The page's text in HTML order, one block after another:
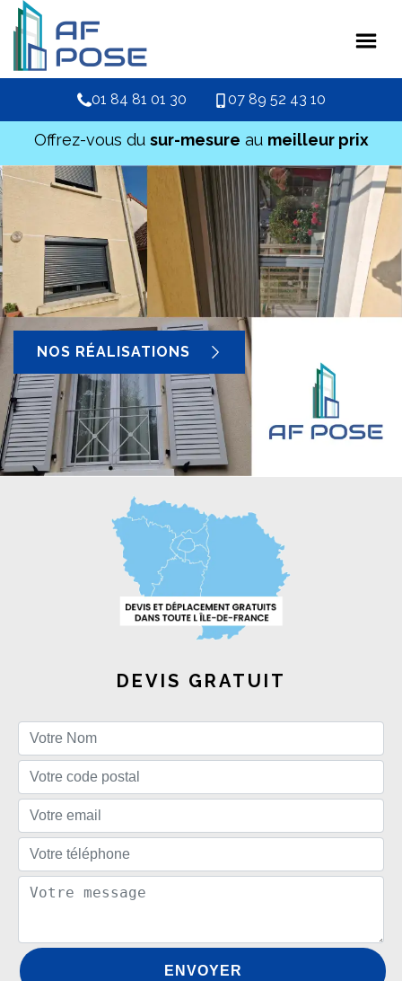
01 84 81 01 30 07 89 52 43 10
Offrez-vous du sur-mesure au meilleur prix
NOS RÉALISATIONS
DEVIS GRATUIT